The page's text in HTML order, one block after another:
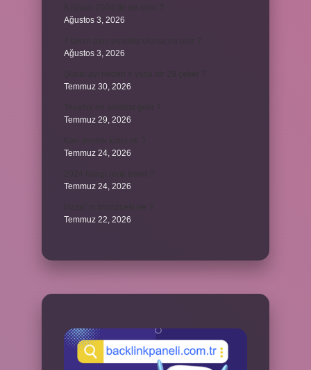
Ağustos 3, 2026
Ağustos 3, 2026
Temmuz 30, 2026
Temmuz 29, 2026
Temmuz 24, 2026
Temmuz 24, 2026
Temmuz 22, 2026